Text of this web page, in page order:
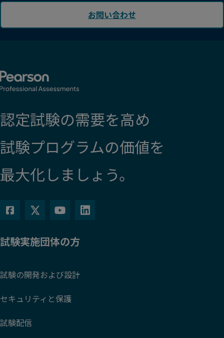
お問い合わせ
認定試験の需要を高め
試験プログラムの価値を
最大化しましょう。
試験実施団体の方
試験の開発および設計
セキュリティと保護
試験配信